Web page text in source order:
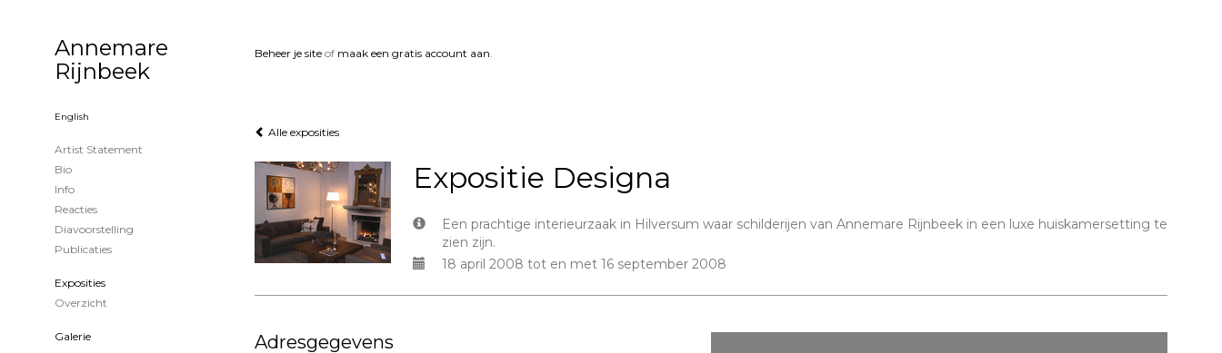
Beheer je site of maak een gratis account aan.
Alle exposities
Expositie Designa
Een prachtige interieurzaak in Hilversum waar schilderijen van Annemare Rijnbeek in een luxe huiskamersetting te
zien zijn.
18 april 2008 tot en met 16 september 2008
Adresgegevens
Annemare
Rijnbeek
English
Artist Statement
Bio
Info
Reacties
Diavoorstelling
Publicaties
Exposities
Overzicht
Galerie